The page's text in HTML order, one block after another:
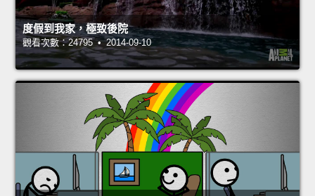
度假到我家，極致後院
觀看次數：24795 • 2014-09-10